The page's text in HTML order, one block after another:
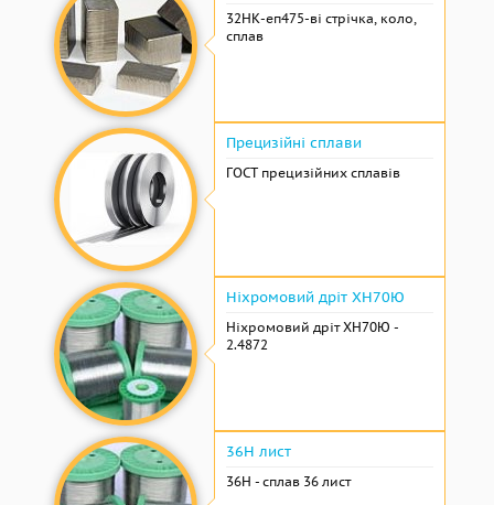
32НК-еп475-ві стрічка, коло,
сплав
Прецизійні сплави
ГОСТ прецизійних сплавів
Ніхромовий дріт ХН70Ю
Ніхромовий дріт ХН70Ю -
2.4872
36Н лист
36Н - сплав 36 лист